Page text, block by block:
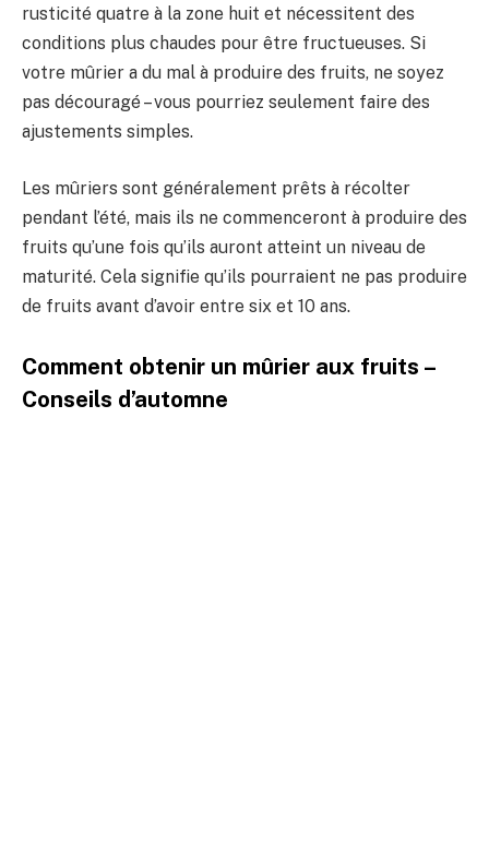
rusticité quatre à la zone huit et nécessitent des
conditions plus chaudes pour être fructueuses. Si
votre mûrier a du mal à produire des fruits, ne soyez
pas découragé – vous pourriez seulement faire des
ajustements simples.
Les mûriers sont généralement prêts à récolter
pendant l’été, mais ils ne commenceront à produire des
fruits qu’une fois qu’ils auront atteint un niveau de
maturité. Cela signifie qu’ils pourraient ne pas produire
de fruits avant d’avoir entre six et 10 ans.
Comment obtenir un mûrier aux fruits –
Conseils d’automne